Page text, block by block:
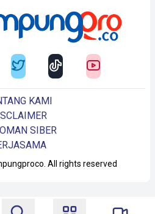
All rights reserved
KAMI
SIBER